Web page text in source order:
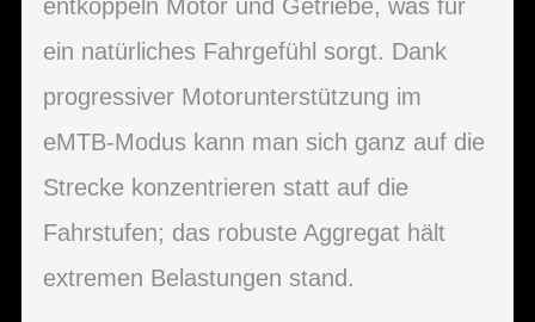
entkoppeln Motor und Getriebe, was für
ein natürliches Fahrgefühl sorgt. Dank
progressiver Motorunterstützung im
eMTB-Modus kann man sich ganz auf die
Strecke konzentrieren statt auf die
Fahrstufen; das robuste Aggregat hält
extremen Belastungen stand.